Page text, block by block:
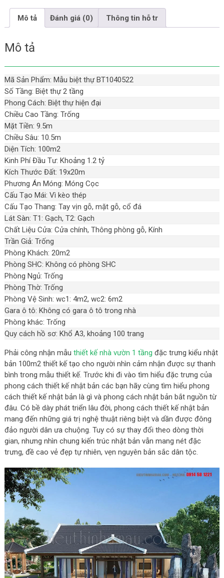
Mô tả Đánh giá (0) Thông tin hỗ tr
Mô tả
Mã Sản Phẩm: Mẫu biệt thự BT1040522
Số Tầng: Biệt thự 2 tầng
Phong Cách: Biệt thự hiện đại
Chiều Cao Tầng: Trống
Mặt Tiền: 9.5m
Chiều Sâu: 10.5m
Diện Tích: 100m2
Kinh Phí Đầu Tư: Khoảng 1.2 tỷ
Kích Thước Đất: 19x20m
Phương Án Móng: Móng Cọc
Cấu Tạo Mái: Vì kèo thép
Cấu Tạo Thang: Tay vịn gỗ, mặt gỗ, cổ đá
Lát Sàn: T1: Gạch, T2: Gạch
Chất Liệu Cửa: Cửa chính, Thông phòng gỗ, Kính
Trần Giả: Trống
Phòng Khách: 20m2
Phòng SHC: Không có phòng SHC
Phòng Ngủ: Trống
Phòng Thờ: Trống
Phòng Vệ Sinh: wc1: 4m2, wc2: 6m2
Gara ô tô: Không có gara ô tô trong nhà
Phòng khác: Trống
Quy cách hồ sơ: Khổ A3, khoảng 100 trang
Phải công nhận mẫu thiết kế nhà vườn 1 tầng đặc trưng kiểu nhật
bản 100m2 thiết kế tạo cho người nhìn cảm nhận được sự thanh
bình trong mẫu thiết kế. Trước khi đi vào tìm hiểu đặc trưng của
phong cách thiết kế nhật bản các bạn hãy cùng tìm hiểu phong
cách thiết kế nhật bản là gì và phong cách nhật bản bắt nguồn từ
đâu. Có bề dày phát triển lâu đời, phong cách thiết kế nhật bản
mang đến những giá trị nghệ thuật riêng biệt và dần được đông
đảo người dân ưa chuộng. Tuy có sự thay đổi theo dòng thời
gian, nhưng nhìn chung kiến trúc nhật bản vẫn mang nét đặc
trưng, đề cao vẻ đẹp tự nhiên, vẹn nguyên bản sắc dân tộc.